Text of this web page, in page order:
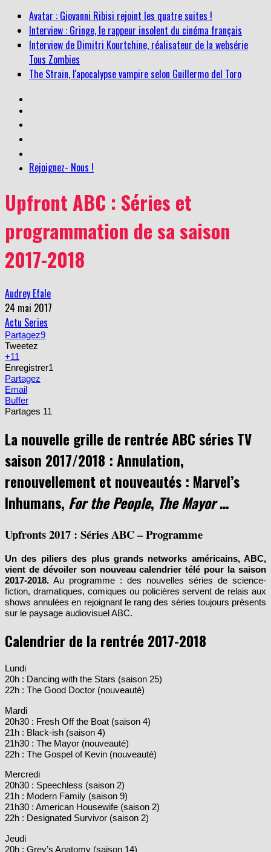
Interview : Gringe, le rappeur insolent du cinéma français
Interview de Dimitri Kourtchine, réalisateur de la websérie
Tous Zombies
The Strain, l'apocalypse vampire selon Guillermo del Toro
Upfront ABC : Séries et
programmation de sa saison
2017-2018
24 mai 2017
Actu Series
Partagez9
Tweetez
+11
Enregistrer
Partagez
Email
Buffer
Partages
saison 2017/2018 : Annulation,
renouvellement et nouveautés : Marvel’s
Inhumans,For the People,The Mayor…
vient de dévoiler son nouveau calendrier télé pour la saison
2017-2018.Au programme : des nouvelles séries de science-
fiction, dramatiques, comiques ou policières servent de relais aux
shows annulées en rejoignant le rang des séries toujours présents
sur le paysage audiovisuel ABC.
20h : Dancing with the Stars (saison 25)
22h : The Good Doctor (nouveauté)
20h30 : Fresh Off the Boat (saison 4)
21h : Black-ish (saison 4)
21h30 : The Mayor (nouveauté)
22h : The Gospel of Kevin (nouveauté)
20h30 : Speechless (saison 2)
21h : Modern Family (saison 9)
21h30 : American Housewife (saison 2)
22h : Designated Survivor (saison 2)
20h : Grey’s Anatomy (saison 14)
21h : Scandal (saison 7)